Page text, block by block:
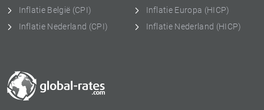
Inflatie België (CPI)
Inflatie Nederland (CPI)
Inflatie Europa (HICP)
Inflatie Nederland (HICP)